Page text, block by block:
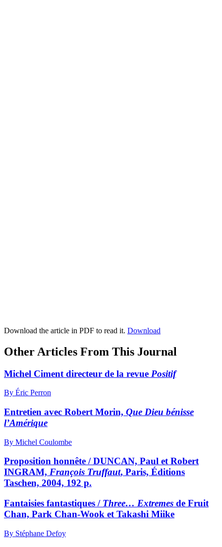
Download the article in PDF to read it. Download
Other Articles From This Journal
Michel Ciment directeur de la revue Positif
By Éric Perron
Entretien avec Robert Morin, Que Dieu bénisse
l’Amérique
By Michel Coulombe
Proposition honnête / DUNCAN, Paul et Robert
INGRAM, François Truffaut, Paris, Éditions
Taschen, 2004, 192 p.
Fantaisies fantastiques / Three… Extremes de Fruit
Chan, Park Chan-Wook et Takashi Miike
By Stéphane Defoy